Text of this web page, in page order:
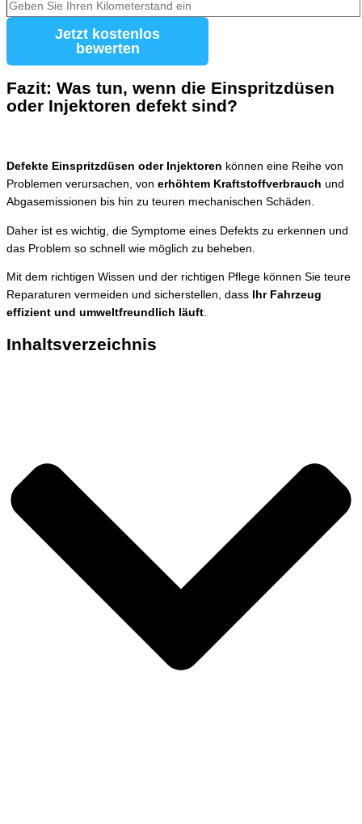
Jetzt kostenlos
bewerten
Fazit: Was tun, wenn die Einspritzdüsen
oder Injektoren defekt sind?
Defekte Einspritzdüsen oder Injektoren können eine Reihe von
Problemen verursachen, von erhöhtem Kraftstoffverbrauch und
Abgasemissionen bis hin zu teuren mechanischen Schäden.
Daher ist es wichtig, die Symptome eines Defekts zu erkennen und
das Problem so schnell wie möglich zu beheben.
Mit dem richtigen Wissen und der richtigen Pflege können Sie teure
Reparaturen vermeiden und sicherstellen, dass
Ihr Fahrzeug
effizient und umweltfreundlich läuft.
Inhaltsverzeichnis